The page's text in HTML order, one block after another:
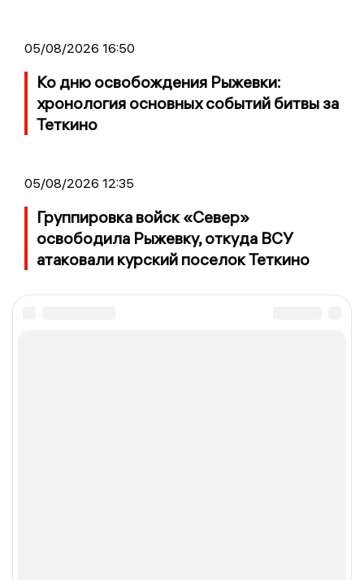
05/08/2026 16:50
Ко дню освобождения Рыжевки:
хронология основных событий битвы за
Теткино
05/08/2026 12:35
Группировка войск «Север»
освободила Рыжевку, откуда ВСУ
атаковали курский поселок Теткино